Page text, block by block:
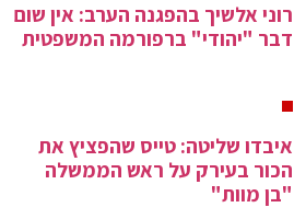
רוני אלשיך בהפגנה הערב: אין שום
דבר "יהודי" ברפורמה המשפטית
איבדו שליטה: טייס שהפציץ את
הכור בעירק על ראש הממשלה
"בן מוות"